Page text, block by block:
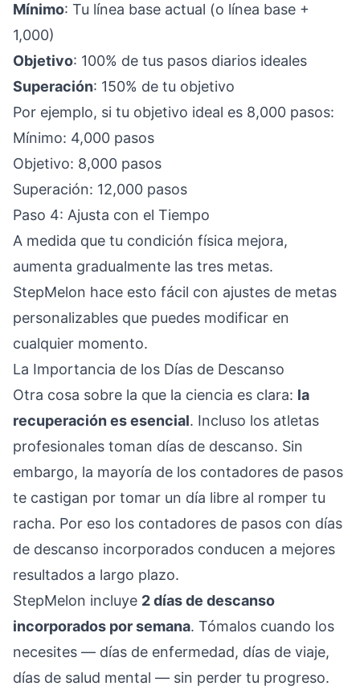
Mínimo: Tu línea base actual (o línea base +
1,000)
Objetivo: 100% de tus pasos diarios ideales
Superación: 150% de tu objetivo
Por ejemplo, si tu objetivo ideal es 8,000 pasos:
Mínimo: 4,000 pasos
Objetivo: 8,000 pasos
Superación: 12,000 pasos
Paso 4: Ajusta con el Tiempo
A medida que tu condición física mejora,
aumenta gradualmente las tres metas.
StepMelon hace esto fácil con ajustes de metas
personalizables que puedes modificar en
cualquier momento.
La Importancia de los Días de Descanso
Otra cosa sobre la que la ciencia es clara: la
recuperación es esencial. Incluso los atletas
profesionales toman días de descanso. Sin
embargo, la mayoría de los contadores de pasos
te castigan por tomar un día libre al romper tu
racha. Por eso los contadores de pasos con días
de descanso incorporados conducen a mejores
resultados a largo plazo.
StepMelon incluye 2 días de descanso
incorporados por semana. Tómalos cuando los
necesites — días de enfermedad, días de viaje,
días de salud mental — sin perder tu progreso.